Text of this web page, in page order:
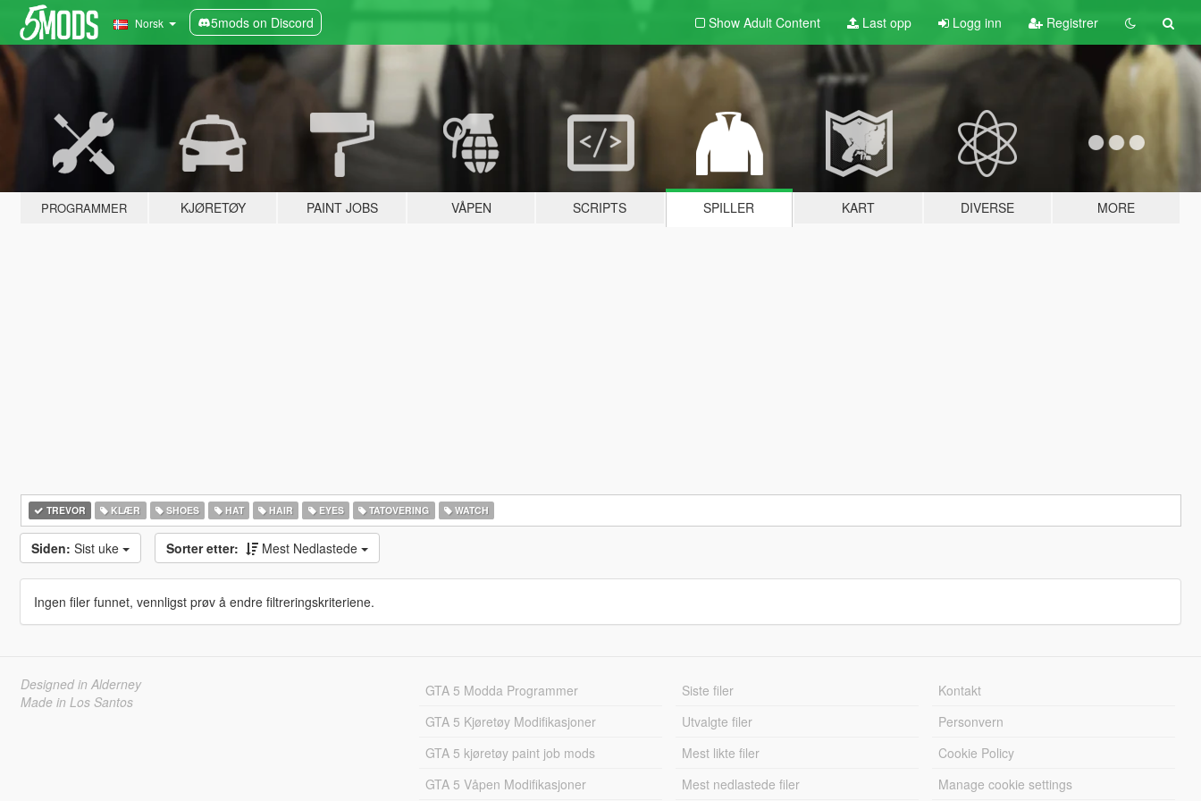
Norsk 5mods on Discord Show Adult Content Last opp Logg inn Registrer
PROGRAMMER KJØRETØY PAINT JOBS VÅPEN SCRIPTS SPILLER KART DIVERSE MORE
TREVOR KLÆR SHOES HAT HAIR EYES TATOVERING WATCH
Siden: Sist uke Sorter etter: Mest Nedlastede
Ingen filer funnet, vennligst prøv å endre filtreringskriteriene.
Designed in Alderney
Made in Los Santos
GTA 5 Modda Programmer
GTA 5 Kjøretøy Modifikasjoner
GTA 5 kjøretøy paint job mods
GTA 5 Våpen Modifikasjoner
Siste filer
Utvalgte filer
Mest likte filer
Mest nedlastede filer
Kontakt
Personvern
Cookie Policy
Manage cookie settings